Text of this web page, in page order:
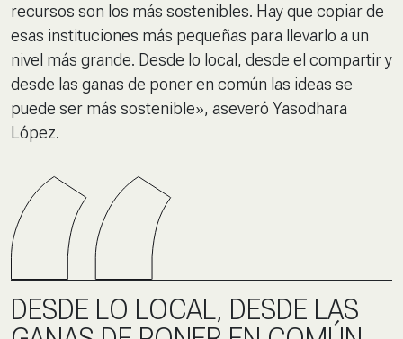
recursos son los más sostenibles. Hay que copiar de
esas instituciones más pequeñas para llevarlo a un
nivel más grande. Desde lo local, desde el compartir y
desde las ganas de poner en común las ideas se
puede ser más sostenible», aseveró Yasodhara
López.
DESDE LO LOCAL, DESDE LAS